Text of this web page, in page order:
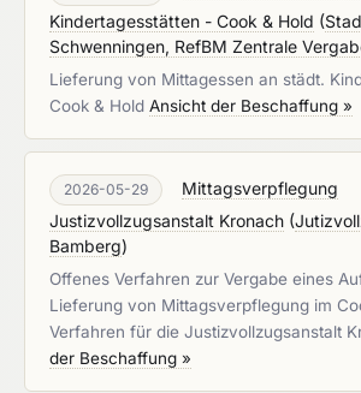
Kindertagesstätten - Cook & Hold (
Schwenningen, RefBM Zentrale
Lieferung von Mittagessen an städt.
Cook & Hold Ansicht der Beschaffung »
2026-05-29
Mittagsverpflegung
Justizvollzugsanstalt Kronach (
Bamberg)
Offenes Verfahren zur Vergabe eines
Lieferung von Mittagsverpflegung im
Verfahren für die Justizvollzugsanstalt
der Beschaffung »